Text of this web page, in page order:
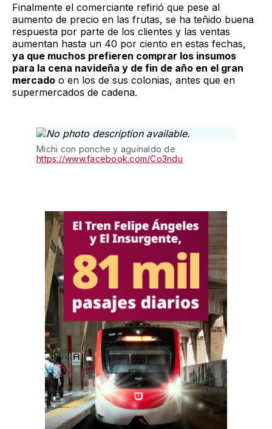
Finalmente el comerciante refirió que pese al
aumento de precio en las frutas, se ha teñido buena
respuesta por parte de los clientes y las ventas
aumentan hasta un 40 por ciento en estas fechas,
ya que muchos prefieren comprar los insumos
para la cena navideña y de fin de año en el gran
mercado o en los de sus colonias, antes que en
supermercados de cadena.
Michi con ponche y aguinaldo de
https://www.facebook.com/Co3ndu